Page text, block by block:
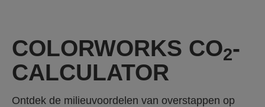
COLORWORKS CO2-
CALCULATOR
Ontdek de milieuvoordelen van overstappen op